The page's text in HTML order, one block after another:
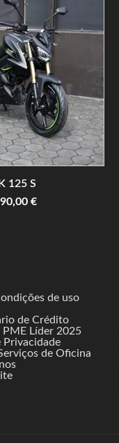
125 S
€
de uso
de Crédito
Líder 2025
Privacidade
de Oficina